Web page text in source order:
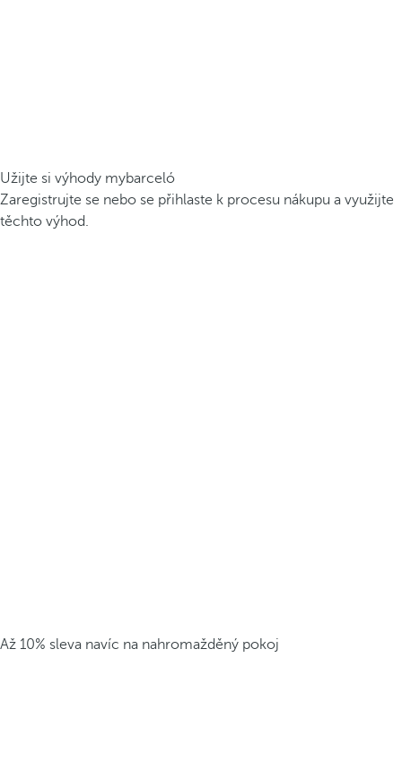
Užijte si výhody mybarceló
Zaregistrujte se nebo se přihlaste k procesu nákupu a využijte
těchto výhod.
Až 10% sleva navíc na nahromažděný pokoj